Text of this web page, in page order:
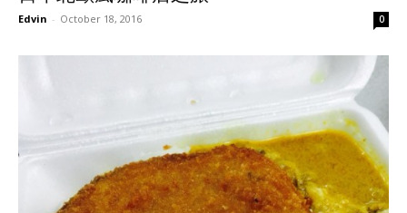
Edvin - October 18, 2016 0